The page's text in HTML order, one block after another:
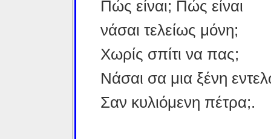
Πώς είναι; Πώς είναι
νάσαι τελείως μόνη;
Χωρίς σπίτι να πας;
Νάσαι σα μια ξένη
Σαν κυλιόμενη πέτρα;.